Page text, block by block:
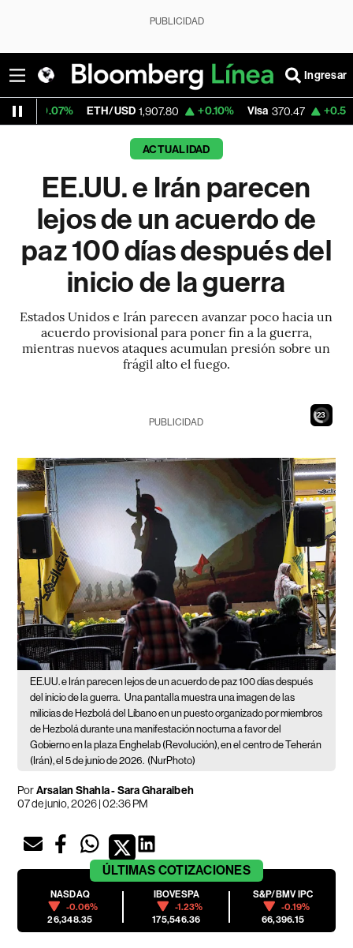
PUBLICIDAD
Ingresar
ETH/USD 1,907.80 +0.10% Visa 370.47 +0.52%
ACTUALIDAD
EE.UU. e Irán parecen
lejos de un acuerdo de
paz 100 días después del
inicio de la guerra
Estados Unidos e Irán parecen avanzar poco hacia un
acuerdo provisional para poner fin a la guerra,
mientras nuevos ataques acumulan presión sobre un
frágil alto el fuego.
21
PUBLICIDAD
EE.UU. e Irán parecen lejos de un acuerdo de paz 100 días después
del inicio de la guerra. Una pantalla muestra una imagen de las
milicias de Hezbolá del Líbano en un puesto organizado por miembros
de Hezbolá durante una manifestación nocturna a favor del
Gobierno en la plaza Enghelab (Revolución), en el centro de Teherán
(Irán), el 5 de junio de 2026. (NurPhoto)
PorArsalan Shahla - Sara Gharaibeh
07 de junio, 2026 | 02:36 PM
ÚLTIMAS COTIZACIONES
NASDAQ
-0.06%
26,348.35
IBOVESPA
-1.23%
175,546.36
S&P/BMV IPC
-0.19%
66,396.15